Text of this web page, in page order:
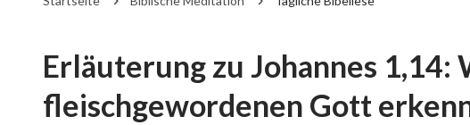
Erläuterung zu Johannes 1,14:
fleischgewordenen Gott